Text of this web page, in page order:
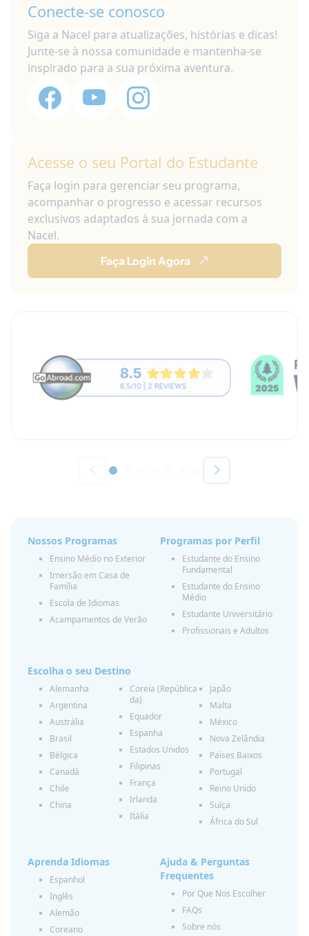
Conecte-se conosco
Siga a Nacel para atualizações, histórias e dicas!
Junte-se à nossa comunidade e mantenha-se
inspirado para a sua próxima aventura.
Acesse o seu Portal do Estudante
Faça login para gerenciar seu programa,
acompanhar o progresso e acessar recursos
exclusivos adaptados à sua jornada com a
Nacel.
Faça Login Agora
Nossos Programas
Ensino Médio no Exterior
Imersão em Casa de
Família
Escola de Idiomas
Acampamentos de Verão
Programas por Perfil
Estudante do Ensino
Fundamental
Estudante do Ensino
Médio
Estudante Universitário
Profissionais e Adultos
Escolha o seu Destino
Alemanha
Argentina
Austrália
Brasil
Bélgica
Canadá
Chile
China
Coreia (República
da)
Equador
Espanha
Estados Unidos
Filipinas
França
Irlanda
Itália
Japão
Malta
México
Nova Zelândia
Países Baixos
Portugal
Reino Unido
Suíça
África do Sul
Aprenda Idiomas
Espanhol
Inglês
Alemão
Coreano
Ajuda & Perguntas
Frequentes
Por Que Nos Escolher
FAQs
Sobre nós